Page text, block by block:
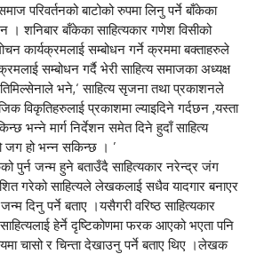
परिवर्तनको बाटोको रुपमा लिनु पर्ने बाँकेका
। शनिबार बाँकेका साहित्यकार गणेश विसीको
कार्यक्रमलाई सम्बोधन गर्ने क्रममा बक्ताहरुले
सम्बोधन गर्दै भेरी साहित्य समाजका अध्यक्ष
तिमिल्सेनाले भने,‘ साहित्य सृजना तथा प्रकाशनले
विकृतिहरुलाई प्रकाशमा ल्याइदिने गर्दछन ,यस्ता
भन्ने मार्ग निर्देशन समेत दिने हुदाँ साहित्य
जग हो भन्न सकिन्छ । ’
जन्म हुने बताउँदै साहित्यकार नरेन्द्र जंग
गरेको साहित्यले लेखकलाई सधैव यादगार बनाएर
दिनु पर्ने बताए ।यसैगरी वरिष्ठ साहित्यकार
हेर्ने दृष्टिकोणमा फरक आएको भएता पनि
चासो र चिन्ता देखाउनु पर्ने बताए थिए ।लेखक